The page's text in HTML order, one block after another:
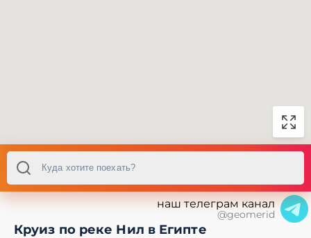
наш телеграм канал
@geomerid
Круиз по реке Нил в Египте